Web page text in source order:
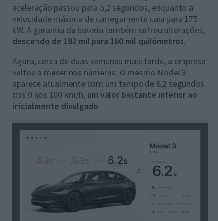
aceleração passou para 5,2 segundos, enquanto a
velocidade máxima de carregamento caiu para 175
kW. A garantia da bateria também sofreu alterações,
descendo de 192 mil para 160 mil quilómetros.
Agora, cerca de duas semanas mais tarde, a empresa
voltou a mexer nos números. O mesmo Model 3
aparece atualmente com um tempo de 6,2 segundos
dos 0 aos 100 km/h, um valor bastante inferior ao
inicialmente divulgado.